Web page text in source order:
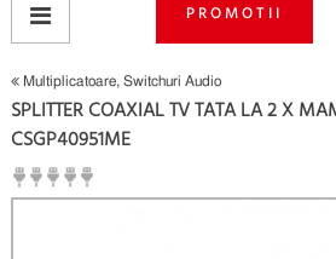
PROMOTII
Multiplicatoare, Switchuri Audio
SPLITTER COAXIAL TV TATA LA 2 X
CSGP40951ME
(